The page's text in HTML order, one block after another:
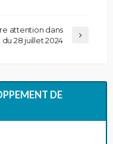
attention dans
du 28 juillet 2024
DE